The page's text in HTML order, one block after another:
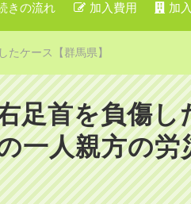
きの流れ 加入費用 加
たケース【群馬県】
足首を負傷し
一人親方の労